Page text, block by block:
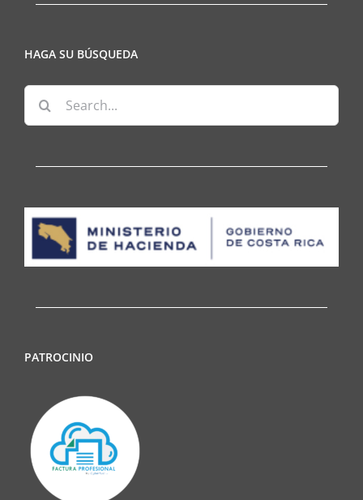
HAGA SU BÚSQUEDA
Search
for:
PATROCINIO